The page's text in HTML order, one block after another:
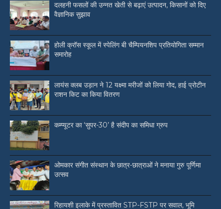
दलहनी फसलों की उन्नत खेती से बढ़ाएं उत्पादन, किसानों को दिए
वैज्ञानिक सुझाव
होली क्रॉस स्कूल में स्पेलिंग बी चैम्पियनशिप प्रतियोगिता सम्मान
समारोह
लायंस क्लब उड़ान ने 12 यक्ष्मा मरीजों को लिया गोद, हाई प्रोटीन
राशन किट का किया वितरण
कम्प्यूटर का ‘सुपर-30’ है संदीप का समिधा ग्रुप
ओमकार संगीत संस्थान के छात्र-छात्राओं ने मनाया गुरु पूर्णिमा
उत्सव
रिहायशी इलाके में प्रस्तावित STP-FSTP पर सवाल, भूमि